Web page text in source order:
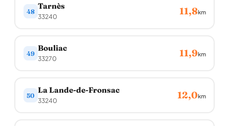
48
Tarnès
33240 11,8km
49
Bouliac
33270 11,9km
50
La Lande-de-Fronsac
33240 12,0km